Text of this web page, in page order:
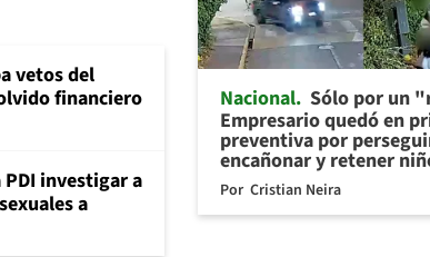
vetos del
financiero
PDI investigar a
a
Nacional Sólo por un
Empresario quedó en
preventiva por
encañonar y retener
Por Cristian Neira